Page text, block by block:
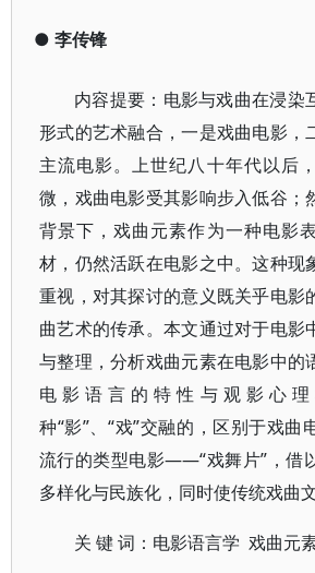
● 李传锋
内容提要：电影与戏曲在浸染
形式的艺术融合，一是戏曲电影，
主流电影。上世纪八十年代以后
微，戏曲电影受其影响步入低谷；
背景下，戏曲元素作为一种电影
材，仍然活跃在电影之中。这种现
重视，对其探讨的意义既关乎电影
曲艺术的传承。本文通过对于电影
与整理，分析戏曲元素在电影中的
电影语言的特性与观影心
种“影”、“戏”交融的，区别于戏曲
流行的类型电影——“戏舞片”，借
多样化与民族化，同时使传统戏曲
关 键 词：电影语言学 戏曲元